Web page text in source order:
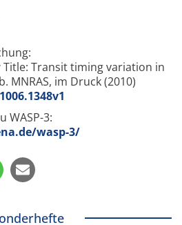
Title: Transit timing variation in
MNRAS, im Druck (2010)
WASP-3:
wasp-3/